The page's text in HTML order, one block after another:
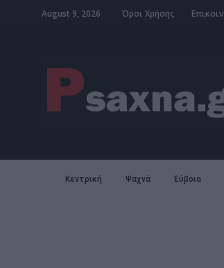
August 9, 2026 Όροι Χρήσης
Κεντρική Ψαχνά Εύβοια